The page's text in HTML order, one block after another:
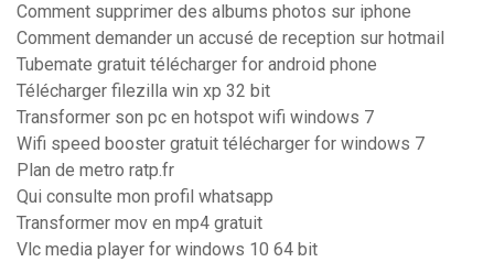
Comment supprimer des albums photos sur iphone
Comment demander un accusé de reception sur hotmail
Tubemate gratuit télécharger for android phone
Télécharger filezilla win xp 32 bit
Transformer son pc en hotspot wifi windows 7
Wifi speed booster gratuit télécharger for windows 7
Plan de metro ratp.fr
Qui consulte mon profil whatsapp
Transformer mov en mp4 gratuit
Vlc media player for windows 10 64 bit